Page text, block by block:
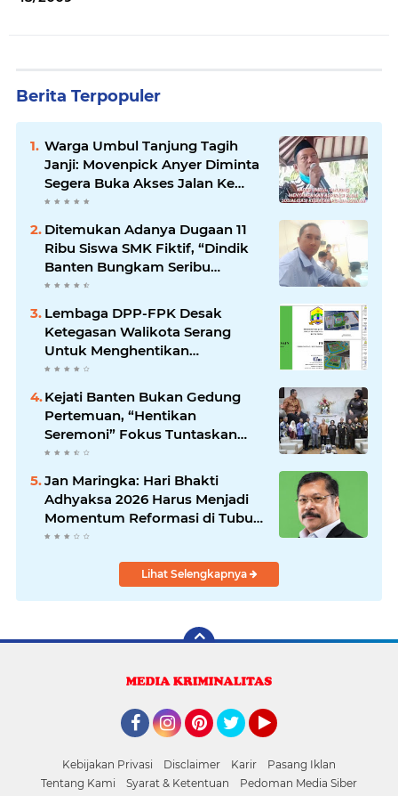
Berita Terpopuler
Warga Umbul Tanjung Tagih
Janji: Movenpick Anyer Diminta
Segera Buka Akses Jalan Ke
Pantai
Ditemukan Adanya Dugaan 11
Ribu Siswa SMK Fiktif, “Dindik
Banten Bungkam Seribu
Bahasa”
Lembaga DPP-FPK Desak
Ketegasan Walikota Serang
Untuk Menghentikan
Sementara Revitalisasi Alun-
Alun
Kejati Banten Bukan Gedung
Pertemuan, “Hentikan
Seremoni” Fokus Tuntaskan
Korupsi!
Jan Maringka: Hari Bhakti
Adhyaksa 2026 Harus Menjadi
Momentum Reformasi di Tubuh
Kejaksaan
Lihat Selengkapnya
Kebijakan Privasi Disclaimer Karir
Pasang Iklan
Tentang Kami
Syarat & Ketentuan
Pedoman Media Siber